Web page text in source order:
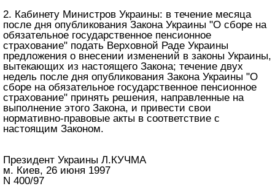
2. Кабинету Министров Украины: в течение месяца
после дня опубликования Закона Украины "О сборе на
обязательное государственное пенсионное
страхование" подать Верховной Раде Украины
предложения о внесении изменений в законы Украины,
вытекающих из настоящего Закона; течение двух
недель после дня опубликования Закона Украины "О
сборе на обязательное государственное пенсионное
страхование" принять решения, направленные на
выполнение этого Закона, и привести свои
нормативно-правовые акты в соответствие с
настоящим Законом.
Президент Украины Л.КУЧМА
м. Киев, 26 июня 1997
N 400/97